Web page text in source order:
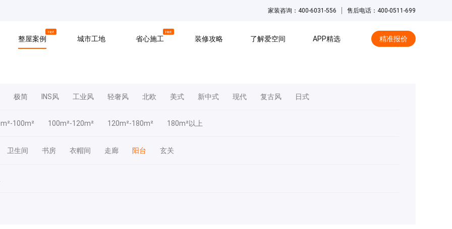
家装咨询：400-6031-556 售后电话：400-0511-699
整屋案例
Hot
城市工地 省心施工
Hot
装修攻略 了解爱空间 APP精选 精准报价
极简 INS风 工业风 轻奢风 北欧 美式 新中式 现代 复古风 日式
100m² 100m²-120m² 120m²-180m² 180m²以上
卫生间 书房 衣帽间 走廊 阳台 玄关